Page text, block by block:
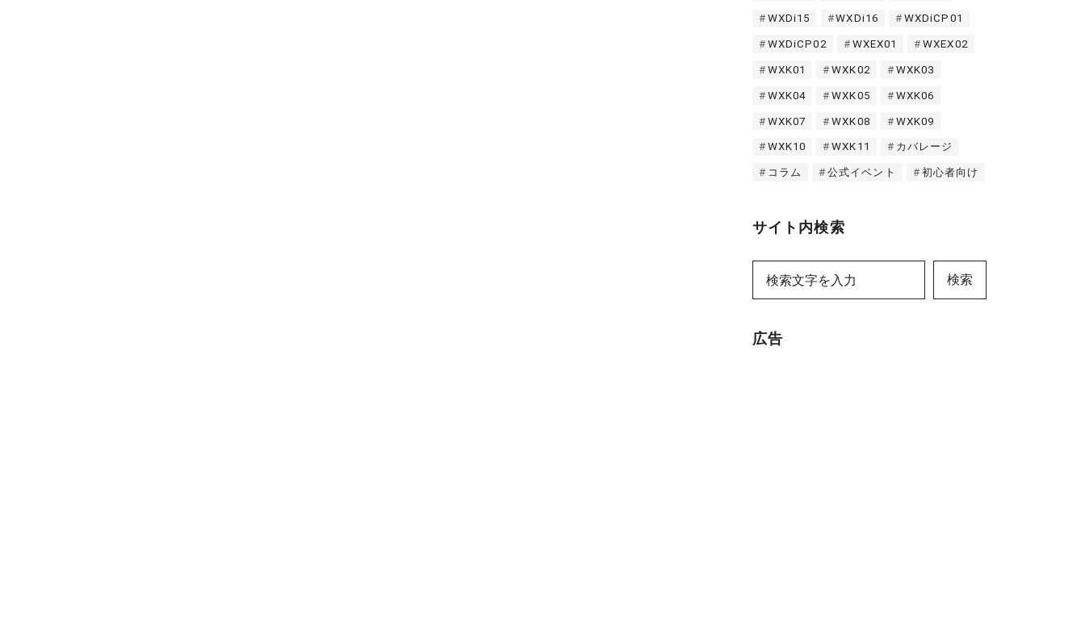
WXDi15 WXDi16 WXDiCP01
WXDiCP02 WXEX01 WXEX02
WXK01 WXK02 WXK03
WXK04 WXK05 WXK06
WXK07 WXK08 WXK09
WXK10 WXK11 カバレージ
コラム 公式イベント 初心者向け
サイト内検索
検索
広告